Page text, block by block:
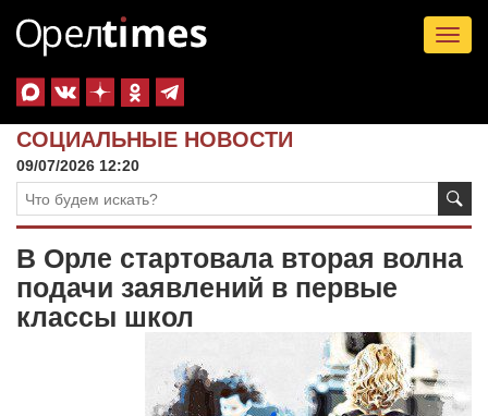
СОЦИАЛЬНЫЕ НОВОСТИ
09/07/2026 12:20
В Орле стартовала вторая волна
подачи заявлений в первые
классы школ